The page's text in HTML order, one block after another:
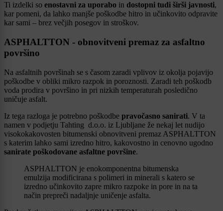
Ti izdelki so enostavni za uporabo in dostopni tudi širši javnosti,
kar pomeni, da lahko manjše poškodbe hitro in učinkovito odpravite
kar sami – brez večjih posegov in stroškov.
ASPHALTTON - obnovitveni premaz za asfaltno
površino
Na asfaltnih površinah se s časom zaradi vplivov iz okolja pojavijo
poškodbe v obliki mikro razpok in poroznosti. Zaradi teh poškodb
voda prodira v površino in pri nizkih temperaturah posledično
uničuje asfalt.
Iz tega razloga je potrebno poškodbe pravočasno sanirati. V ta
namen v podjetju Tahting d.o.o. iz Ljubljane že nekaj let nudijo
visokokakovosten bitumenski obnovitveni premaz ASPHALTTON
s katerim lahko sami izredno hitro, kakovostno in cenovno ugodno
sanirate poškodovane asfaltne površine.
ASPHALTTON je enokomponentna bitumenska
emulzija modificirana s polimeri in minerali s katero se
izredno učinkovito zapre mikro razpoke in pore in na ta
način prepreči nadaljnje uničenje asfalta.